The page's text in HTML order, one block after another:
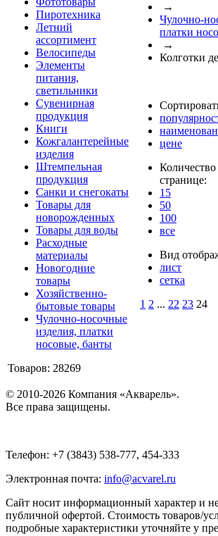
Пиротехника
Летний
ассортимент
Велосипеды
Элементы
питания,
светильники
Сувенирная
продукция
Книги
Кожгалантерейные
изделия
Штемпельная
продукция
Санки и снегокаты
Товары для
новорожденных
Товары для воды
Расходные
материалы
Новогодние
товары
Хозяйственно-
бытовые товары
Чулочно-носочные
изделия, платки
носовые, банты
Товаров: 28269
→
Чулочно-
платки
→
Колготки
цене
Количество
странице:
15
50
100
все
Вид
лист
сетка
1 2 ... 22 23 24
© 2010-2026 Компания «Акварель».
Все права защищены.
Телефон: +7 (3843) 538-777, 454-333
Электронная почта: info@acvarel.ru
Сайт носит информационный характер и не
публичной офертой. Стоимость товаров/
подробные характеристики уточняйте у